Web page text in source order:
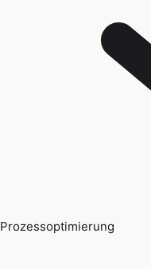
Prozessoptimierung